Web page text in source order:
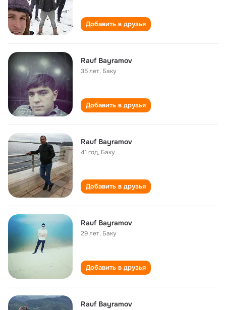
Добавить в друзья
Rauf Bayramov
35 лет, Баку
Добавить в друзья
Rauf Bayramov
41 год, Баку
Добавить в друзья
Rauf Bayramov
29 лет, Баку
Добавить в друзья
Rauf Bayramov